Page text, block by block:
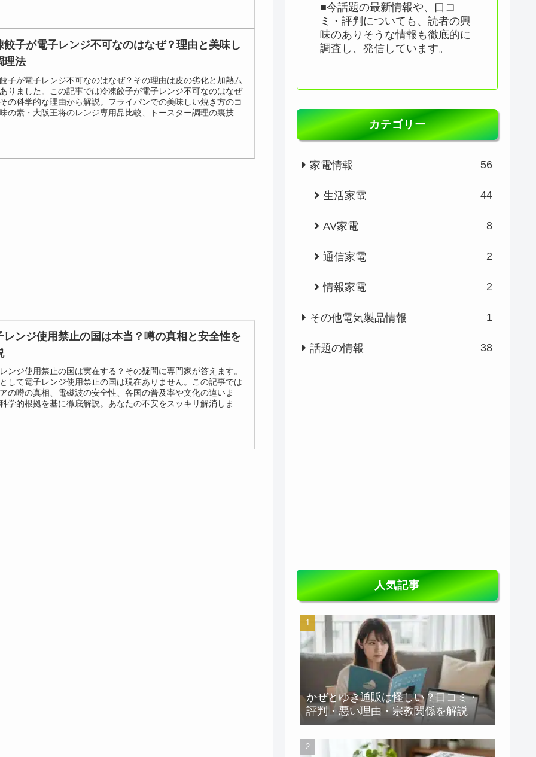
餃子が電子レンジ不可なのはなぜ？理由と美味し
理法
子が電子レンジ不可なのはなぜ？その理由は皮の劣化と加熱ム
りました。この記事では冷凍餃子が電子レンジ不可なのはなぜ
の科学的な理由から解説。フライパンでの美味しい焼き方のコ
の素・大阪王将のレンジ専用品比較、トースター調理の裏技ま
レンジ使用禁止の国は本当？噂の真相と安全性を
ンジ使用禁止の国は実在する？その疑問に専門家が答えます。
して電子レンジ使用禁止の国は現在ありません。この記事では
の噂の真相、電磁波の安全性、各国の普及率や文化の違いま
学的根拠を基に徹底解説。あなたの不安をスッキリ解消しま
■今話題の最新情報や、口コ
ミ・評判についても、読者の興
味のありそうな情報も徹底的に
調査し、発信しています。
カテゴリー
家電情報 56
生活家電 44
AV家電 8
通信家電 2
情報家電 2
その他電気製品情報 1
話題の情報 38
人気記事
かぜとゆき通販は怪しい？口コミ・
評判・悪い理由・宗教関係を解説